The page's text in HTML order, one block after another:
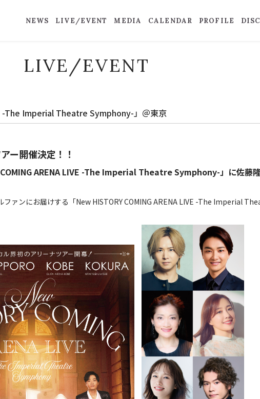
NEWS LIVE/EVENT MEDIA CALENDAR PROFILE
LIVE/EVENT
-The Imperial Theatre Symphony-」＠東京
ー開催決定！！
ARENA LIVE -The Imperial Theatre Symphony-」に佐藤
ファンにお届けする「New HISTORY COMING ARENA LIVE -The Imperial